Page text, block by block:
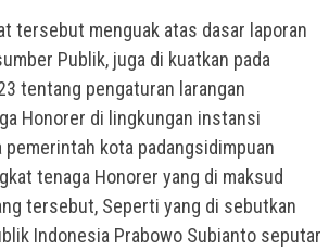
tersebut menguak atas dasar laporan
Publik, juga di kuatkan pada
tentang pengaturan larangan
Honorer di lingkungan instansi
pemerintah kota padangsidimpuan
tenaga Honorer yang di maksud
tersebut, Seperti yang di sebutkan
Indonesia Prabowo Subianto seputar